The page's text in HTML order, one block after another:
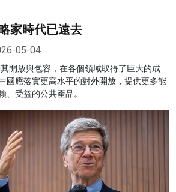
家時代已遠去
05-04
開放與包容，在各個領域取得了巨大的成
國應落實更高水平的對外開放，提供更多能
、受益的公共產品。